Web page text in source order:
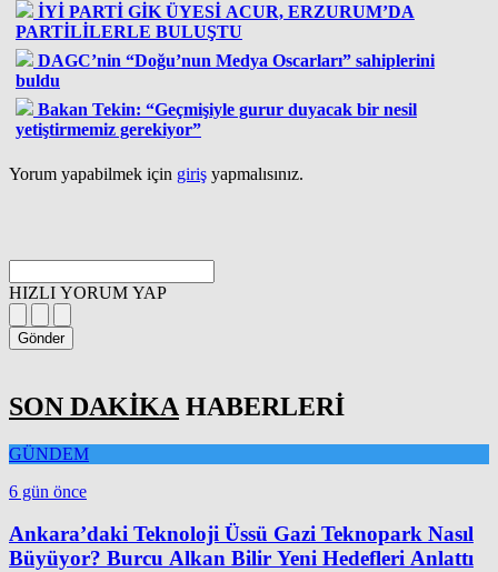
İYİ PARTİ GİK ÜYESİ ACUR, ERZURUM’DA
PARTİLİLERLE BULUŞTU
DAGC’nin “Doğu’nun Medya Oscarları” sahiplerini
buldu
Bakan Tekin: “Geçmişiyle gurur duyacak bir nesil
yetiştirmemiz gerekiyor”
Yorum yapabilmek için giriş yapmalısınız.
HIZLI YORUM YAP
Gönder
SON DAKİKA HABERLERİ
GÜNDEM
6 gün önce
Ankara’daki Teknoloji Üssü Gazi Teknopark Nasıl
Büyüyor? Burcu Alkan Bilir Yeni Hedefleri Anlattı